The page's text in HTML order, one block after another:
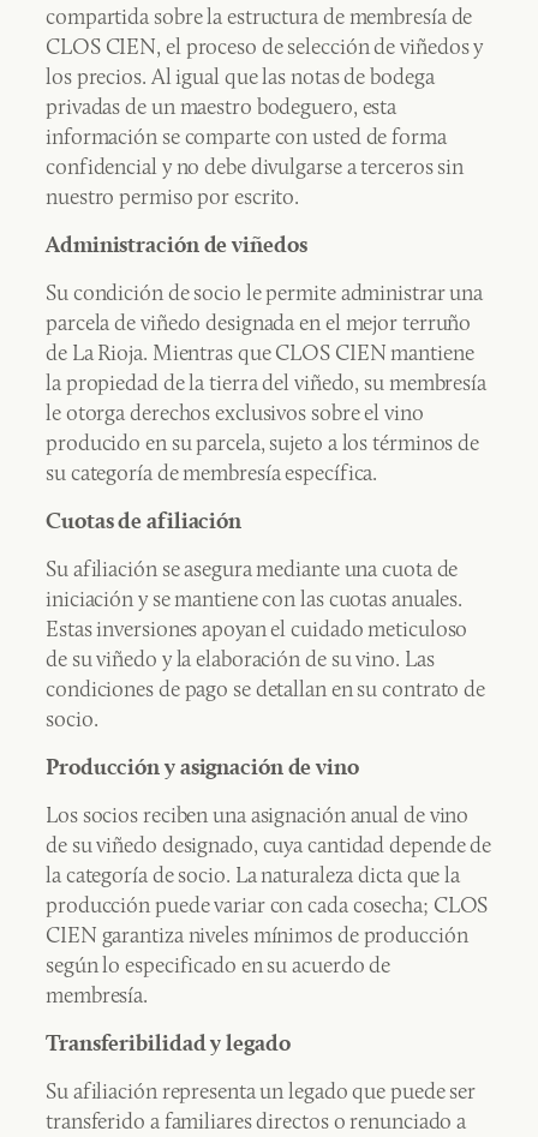
compartida sobre la estructura de membresía de
CLOS CIEN, el proceso de selección de viñedos y
los precios. Al igual que las notas de bodega
privadas de un maestro bodeguero, esta
información se comparte con usted de forma
confidencial y no debe divulgarse a terceros sin
nuestro permiso por escrito.
Administración de viñedos
Su condición de socio le permite administrar una
parcela de viñedo designada en el mejor terruño
de La Rioja. Mientras que CLOS CIEN mantiene
la propiedad de la tierra del viñedo, su membresía
le otorga derechos exclusivos sobre el vino
producido en su parcela, sujeto a los términos de
su categoría de membresía específica.
Cuotas de afiliación
Su afiliación se asegura mediante una cuota de
iniciación y se mantiene con las cuotas anuales.
Estas inversiones apoyan el cuidado meticuloso
de su viñedo y la elaboración de su vino. Las
condiciones de pago se detallan en su contrato de
socio.
Producción y asignación de vino
Los socios reciben una asignación anual de vino
de su viñedo designado, cuya cantidad depende de
la categoría de socio. La naturaleza dicta que la
producción puede variar con cada cosecha; CLOS
CIEN garantiza niveles mínimos de producción
según lo especificado en su acuerdo de
membresía.
Transferibilidad y legado
Su afiliación representa un legado que puede ser
transferido a familiares directos o renunciado a